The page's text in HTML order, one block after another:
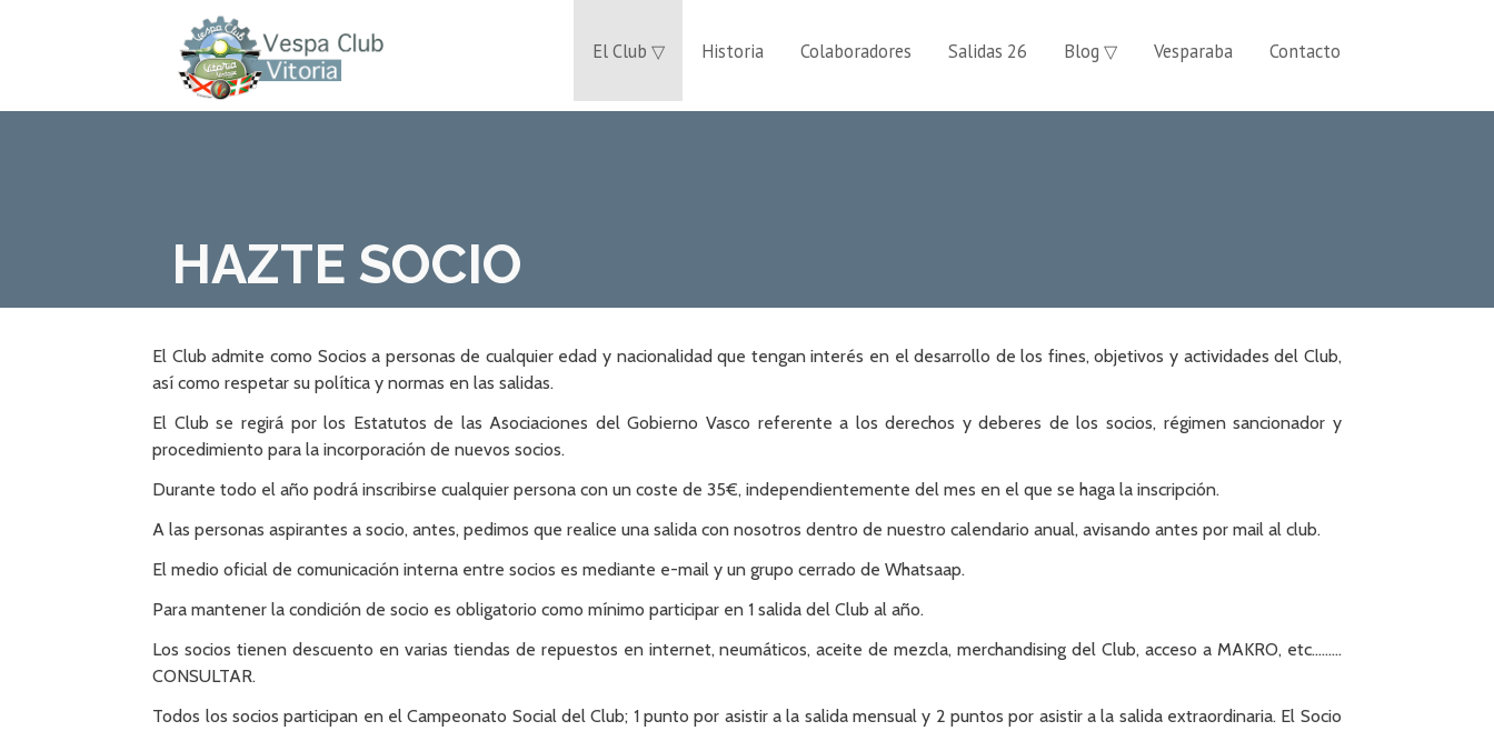
El Club ▽ Historia Colaboradores Salidas 26 Blog ▽ Vesparaba Contacto
HAZTE SOCIO
El Club admite como Socios a personas de cualquier edad y nacionalidad que tengan interés en el desarrollo de los fines, objetivos y actividades del Club,
así como respetar su política y normas en las salidas.
El Club se regirá por los Estatutos de las Asociaciones del Gobierno Vasco referente a los derechos y deberes de los socios, régimen sancionador y
procedimiento para la incorporación de nuevos socios.
Durante todo el año podrá inscribirse cualquier persona con un coste de 35€, independientemente del mes en el que se haga la inscripción.
A las personas aspirantes a socio, antes, pedimos que realice una salida con nosotros dentro de nuestro calendario anual, avisando antes por mail al club.
El medio oficial de comunicación interna entre socios es mediante e-mail y un grupo cerrado de Whatsaap.
Para mantener la condición de socio es obligatorio como mínimo participar en 1 salida del Club al año.
Los socios tienen descuento en varias tiendas de repuestos en internet, neumáticos, aceite de mezcla, merchandising del Club, acceso a MAKRO, etc………
CONSULTAR.
Todos los socios participan en el Campeonato Social del Club; 1 punto por asistir a la salida mensual y 2 puntos por asistir a la salida extraordinaria. El Socio